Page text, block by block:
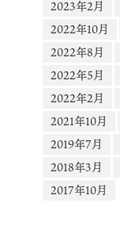
2023年2月
2022年10月
2022年8月
2022年5月
2022年2月
2021年10月
2019年7月
2018年3月
2017年10月